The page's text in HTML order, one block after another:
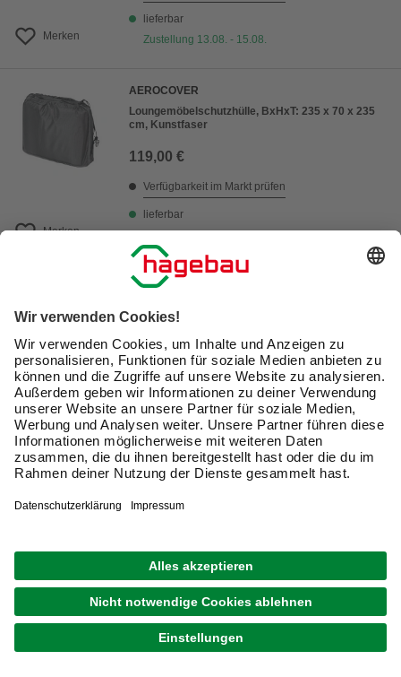
Merken
lieferbar
Zustellung 13.08. - 15.08.
Merken
AEROCOVER
Loungemöbelschutzhülle, BxHxT: 235 x 70 x 235
cm, Kunstfaser
119,00 €
Verfügbarkeit im Markt prüfen
lieferbar
Mit Schutzhüllen Gartenmöbel schonen
Sitzbänke, Hollywoodschaukel, Stapelstühle und
Strandkörbe benötigen bei Wind und Wetter einen
witterungsbeständigen Schutz. Erhöhen Sie die
Haltbarkeit mit einer Schutzhülle für Gartenmöbel, die Sie
sie lange Zeit ein perfektes Aussehen.
Schutzhülle: Gartenmöbel kinderleicht
schützen
Klettert die Quecksilbersäule, zieht es die Menschen nach